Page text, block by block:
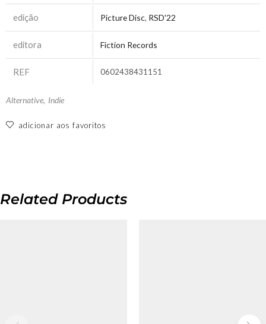
edição Picture Disc, RSD'22
editora Fiction Records
REF 0602438431151
Alternative, Indie
adicionar aos favoritos
Related Products